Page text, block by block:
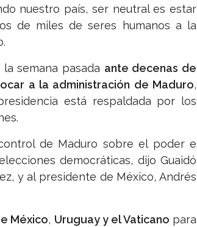
nuestro país, ser neutral es estar
de miles de seres humanos a la
la semana pasada ante decenas de
a la administración de Maduro,
está respaldada por los
de Maduro sobre el poder e
democráticas, dijo Guaidó
y al presidente de México, Andrés
México, Uruguay y el Vaticano para